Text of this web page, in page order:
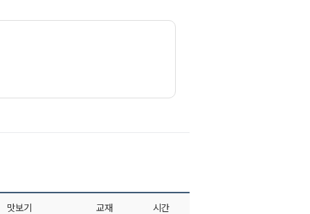
맛보기 교재 시간